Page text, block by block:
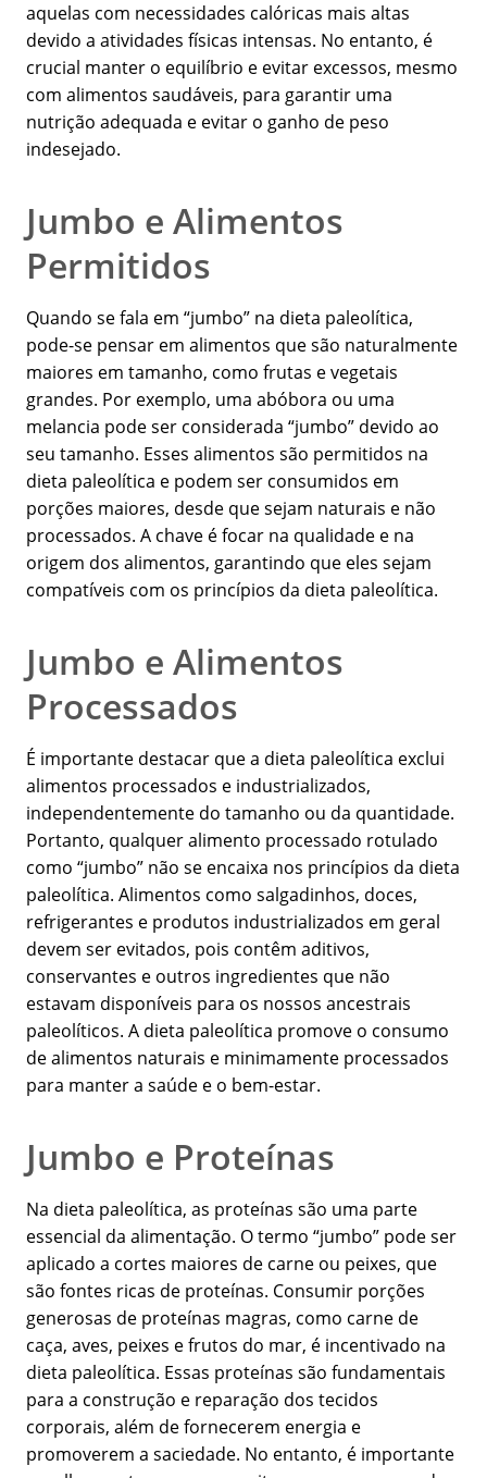
aquelas com necessidades calóricas mais altas
devido a atividades físicas intensas. No entanto, é
crucial manter o equilíbrio e evitar excessos, mesmo
com alimentos saudáveis, para garantir uma
nutrição adequada e evitar o ganho de peso
indesejado.
Jumbo e Alimentos
Permitidos
Quando se fala em “jumbo” na dieta paleolítica,
pode-se pensar em alimentos que são naturalmente
maiores em tamanho, como frutas e vegetais
grandes. Por exemplo, uma abóbora ou uma
melancia pode ser considerada “jumbo” devido ao
seu tamanho. Esses alimentos são permitidos na
dieta paleolítica e podem ser consumidos em
porções maiores, desde que sejam naturais e não
processados. A chave é focar na qualidade e na
origem dos alimentos, garantindo que eles sejam
compatíveis com os princípios da dieta paleolítica.
Jumbo e Alimentos
Processados
É importante destacar que a dieta paleolítica exclui
alimentos processados e industrializados,
independentemente do tamanho ou da quantidade.
Portanto, qualquer alimento processado rotulado
como “jumbo” não se encaixa nos princípios da dieta
paleolítica. Alimentos como salgadinhos, doces,
refrigerantes e produtos industrializados em geral
devem ser evitados, pois contêm aditivos,
conservantes e outros ingredientes que não
estavam disponíveis para os nossos ancestrais
paleolíticos. A dieta paleolítica promove o consumo
de alimentos naturais e minimamente processados
para manter a saúde e o bem-estar.
Jumbo e Proteínas
Na dieta paleolítica, as proteínas são uma parte
essencial da alimentação. O termo “jumbo” pode ser
aplicado a cortes maiores de carne ou peixes, que
são fontes ricas de proteínas. Consumir porções
generosas de proteínas magras, como carne de
caça, aves, peixes e frutos do mar, é incentivado na
dieta paleolítica. Essas proteínas são fundamentais
para a construção e reparação dos tecidos
corporais, além de fornecerem energia e
promoverem a saciedade. No entanto, é importante